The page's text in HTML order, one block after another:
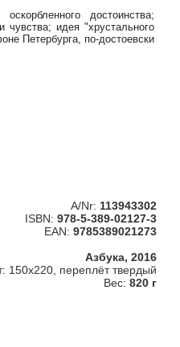
достоинства;
чувства; идея "хрустального
Петербурга, по-достоевски
A/Nr: 113943302
ISBN: 978-5-389-02127-3
EAN: 9785389021273
Азбука, 2016
150х220, переплёт твердый
Вес: 820 г